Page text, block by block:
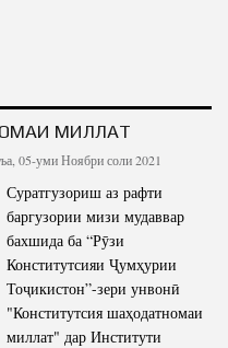
МИЛЛАТ
05-уми Ноябри соли 2021
Суратгузориш аз рафти
баргузории мизи мудаввар
бахшида ба “Рӯзи
Конститутсияи Ҷумҳурии
Тоҷикистон”-зери унвонӣ
"Конститутсия шаҳодатномаи
миллат" дар Институти